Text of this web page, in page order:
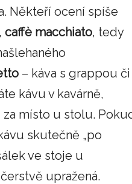
Někteří ocení spíše
, caffè macchiato, tedy
– káva s grappou či
kávu v kavárně,
místo u stolu.
skutečně „po
ve stoje u
upražená.